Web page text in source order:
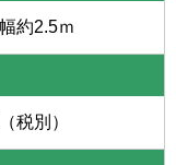
約2.5ｍ
税別）